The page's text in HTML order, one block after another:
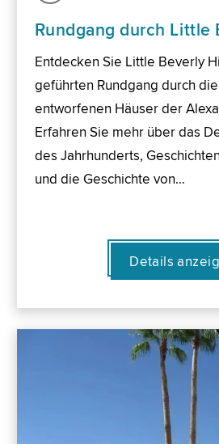
Rundgang durch Little
Entdecken Sie Little Beverly
geführten Rundgang durch
entworfenen Häuser der
Erfahren Sie mehr über das
des Jahrhunderts,
und die Geschichte von…
Details